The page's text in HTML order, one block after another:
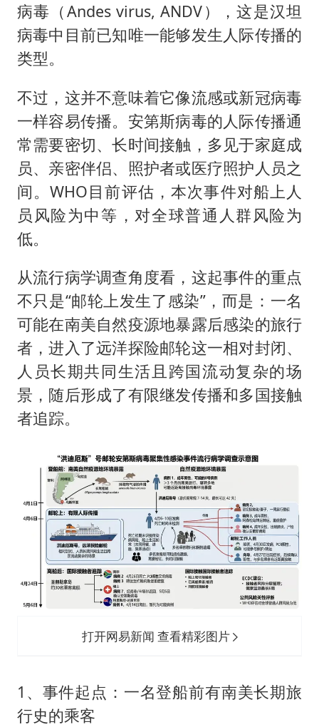
病毒（Andes virus, ANDV），这是汉坦
病毒中目前已知唯一能够发生人际传播的
类型。
不过，这并不意味着它像流感或新冠病毒
一样容易传播。安第斯病毒的人际传播通
常需要密切、长时间接触，多见于家庭成
员、亲密伴侣、照护者或医疗照护人员之
间。WHO目前评估，本次事件对船上人
员风险为中等，对全球普通人群风险为
低。
从流行病学调查角度看，这起事件的重点
不只是“邮轮上发生了感染”，而是：一名
可能在南美自然疫源地暴露后感染的旅行
者，进入了远洋探险邮轮这一相对封闭、
人员长期共同生活且跨国流动复杂的场
景，随后形成了有限继发传播和多国接触
者追踪。
打开网易新闻 查看精彩图片
1、事件起点：一名登船前有南美长期旅
行史的乘客